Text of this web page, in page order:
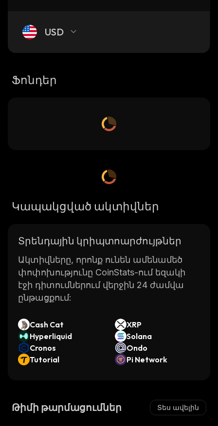
USD
Ֆոնդեր
Կապակցված ակտիվներ
Տրենդային կրիպտոարժույթներ
Ակտիվները, որոնք ունեն ամենամեծ
փոփոխությունը CoinStats-ում եզակի
էջի դիտումներում վերջին 24 ժամվա
ընթացքում:
Cash Cat
XRP
Hyperliquid
Solana
Cronos
Ondo
Tutorial
Pi Network
Թիմի թարմացումներ Տես ավելին